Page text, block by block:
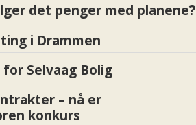
det penger med planene?
i Drammen
for Selvaag Bolig
– nå er
konkurs